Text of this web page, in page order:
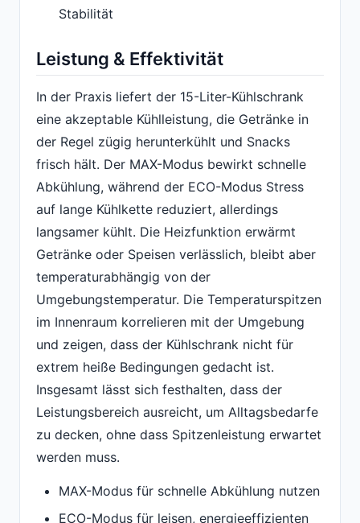
Stabilität
Leistung & Effektivität
In der Praxis liefert der 15-Liter-Kühlschrank
eine akzeptable Kühlleistung, die Getränke in
der Regel zügig herunterkühlt und Snacks
frisch hält. Der MAX-Modus bewirkt schnelle
Abkühlung, während der ECO-Modus Stress
auf lange Kühlkette reduziert, allerdings
langsamer kühlt. Die Heizfunktion erwärmt
Getränke oder Speisen verlässlich, bleibt aber
temperaturabhängig von der
Umgebungstemperatur. Die Temperaturspitzen
im Innenraum korrelieren mit der Umgebung
und zeigen, dass der Kühlschrank nicht für
extrem heiße Bedingungen gedacht ist.
Insgesamt lässt sich festhalten, dass der
Leistungsbereich ausreicht, um Alltagsbedarfe
zu decken, ohne dass Spitzenleistung erwartet
werden muss.
MAX-Modus für schnelle Abkühlung nutzen
ECO-Modus für leisen, energieeffizienten